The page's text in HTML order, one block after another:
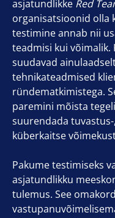
asjatundlikke Red
organisatsioonid olla
testimine annab nii
teadmisi kui võimalik.
suudavad
tehnikateadmised
ründematkimistega.
paremini mõista
suurendada
küberkaitse
Pakume testimiseks
asjatundlikku
tulemus. See